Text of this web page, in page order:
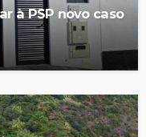
à PSP novo caso